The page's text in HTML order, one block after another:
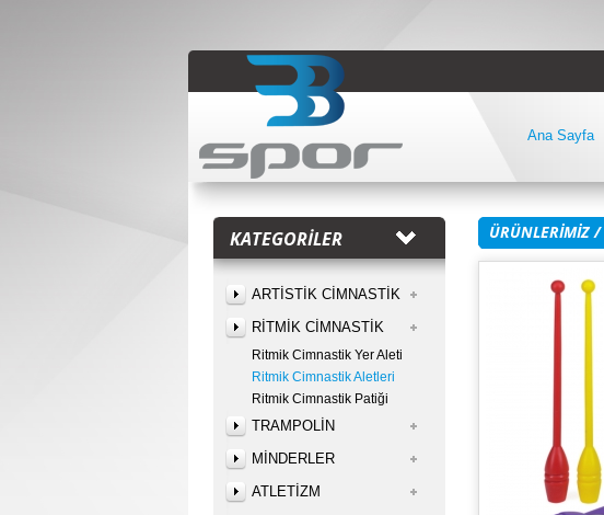
Ana Sayfa
KATEGORİLER
ARTİSTİK CİMNASTİK
RİTMİK CİMNASTİK
Ritmik Cimnastik Yer Aleti
Ritmik Cimnastik Aletleri
Ritmik Cimnastik Patiği
TRAMPOLİN
MİNDERLER
ATLETİZM
ÜRÜNLERİMİZ/